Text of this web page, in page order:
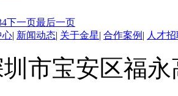
4下一页最后一页
心| 新闻动态| 关于金星| 合作案例 | 人才
市宝安区福